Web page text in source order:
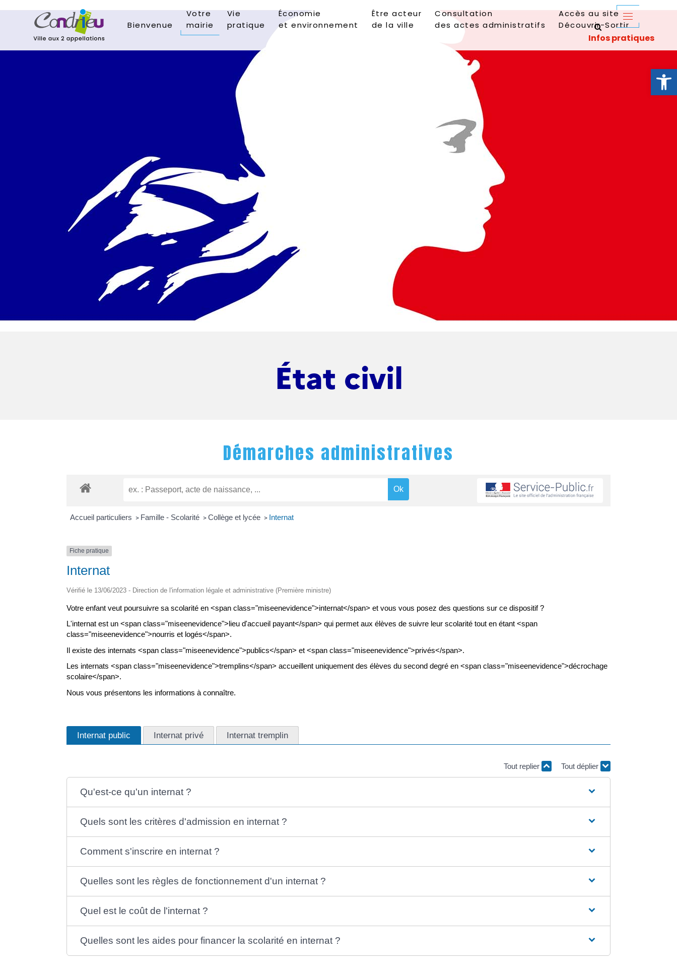
Ouvrir
Bienvenue
Votre
mairie
Vie
pratique
Économie
et environnement
Être acteur
de la ville
Consultation
des actes administratifs
Accès au site
Découvrir-Sortir
État civil
Démarches administratives
Accueil particuliers > Famille - Scolarité > Collège et lycée > Internat
Fiche pratique
Internat
Vérifié le 13/06/2023 - Direction de l'information légale et administrative (Première ministre)
Votre enfant veut poursuivre sa scolarité en <span class="miseenevidence">internat</span> et vous vous posez des questions sur ce dispositif ?
L'internat est un <span class="miseenevidence">lieu d'accueil payant</span> qui permet aux élèves de suivre leur scolarité tout en étant <span
class="miseenevidence">nourris et logés</span>.
Il existe des internats <span class="miseenevidence">publics</span> et <span class="miseenevidence">privés</span>.
Les internats <span class="miseenevidence">tremplins</span> accueillent uniquement des élèves du second degré en <span class="miseenevidence">décrochage
scolaire</span>.
Nous vous présentons les informations à connaître.
Internat public Internat privé Internat tremplin
Tout replier Tout déplier
Qu'est-ce qu'un internat ?
Quels sont les critères d'admission en internat ?
Comment s'inscrire en internat ?
Quelles sont les règles de fonctionnement d'un internat ?
Quel est le coût de l'internat ?
Quelles sont les aides pour financer la scolarité en internat ?